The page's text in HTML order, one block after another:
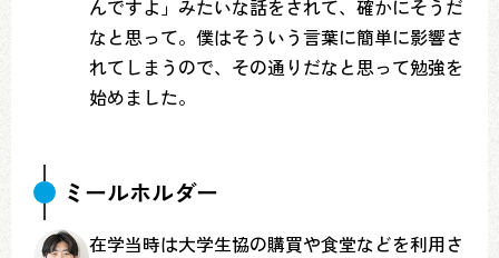
んですよ」みたいな話をされて、確かにそうだ
なと思って。僕はそういう言葉に簡単に影響さ
れてしまうので、その通りだなと思って勉強を
始めました。
ミールホルダー
在学当時は大学生協の購買や食堂などを利用さ